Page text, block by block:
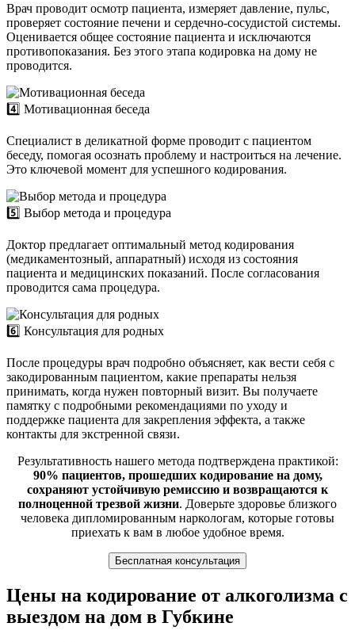
Врач проводит осмотр пациента, измеряет давление, пульс,
проверяет состояние печени и сердечно-сосудистой системы.
Оценивается общее состояние пациента и исключаются
противопоказания. Без этого этапа кодировка на дому не
проводится.
4️⃣ Мотивационная беседа
Специалист в деликатной форме проводит с пациентом
беседу, помогая осознать проблему и настроиться на лечение.
Это ключевой момент для успешного кодирования.
5️⃣ Выбор метода и процедура
Доктор предлагает оптимальный метод кодирования
(медикаментозный, аппаратный) исходя из состояния
пациента и медицинских показаний. После согласования
проводится сама процедура.
6️⃣ Консультация для родных
После процедуры врач подробно объясняет, как вести себя с
закодированным пациентом, какие препараты нельзя
принимать, когда нужен повторный визит. Вы получаете
памятку с подробными рекомендациями по уходу и
поддержке пациента для закрепления эффекта, а также
контакты для экстренной связи.
Результативность нашего метода подтверждена практикой:
90% пациентов, прошедших кодирование на дому,
сохраняют устойчивую ремиссию и возвращаются к
полноценной трезвой жизни. Доверьте здоровье близкого
человека дипломированным наркологам, которые готовы
приехать к вам в любое удобное время.
Бесплатная консультация
Цены на кодирование от алкоголизма с
выездом на дом в Губкине